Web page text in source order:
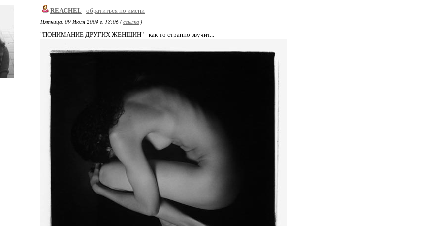
REACHEL
обратиться по имени
Пятница, 09 Июля 2004 г. 18:06 (ссылка )
"ПОНИМАНИЕ ДРУГИХ ЖЕНЩИН" - как-то странно звучит...